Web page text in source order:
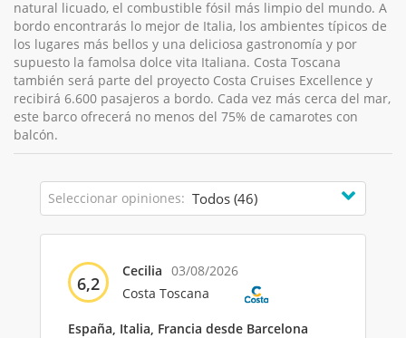
natural licuado, el combustible fósil más limpio del mundo. A
bordo encontrarás lo mejor de Italia, los ambientes típicos de
los lugares más bellos y una deliciosa gastronomía y por
supuesto la famolsa dolce vita Italiana. Costa Toscana
también será parte del proyecto Costa Cruises Excellence y
recibirá 6.600 pasajeros a bordo. Cada vez más cerca del mar,
este barco ofrecerá no menos del 75% de camarotes con
balcón.
Seleccionar opiniones:
6,2
Cecilia 03/08/2026
Costa Toscana
España, Italia, Francia desde Barcelona